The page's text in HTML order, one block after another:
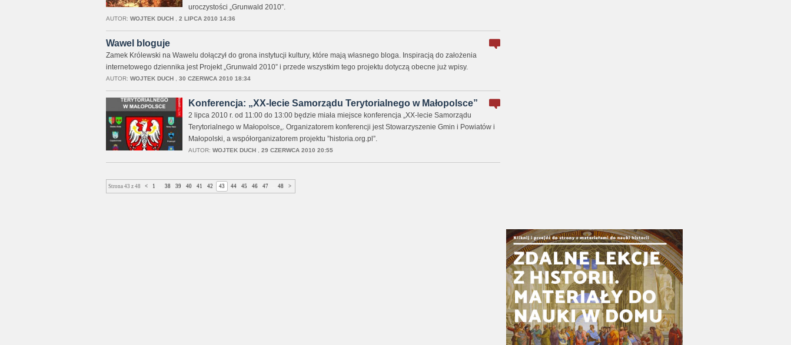
uroczystości „Grunwald 2010”.
AUTOR: WOJTEK DUCH, 2 LIPCA 2010 14:36
Wawel bloguje
Zamek Królewski na Wawelu dołączył do grona instytucji kultury, które mają własnego bloga. Inspiracją do założenia
internetowego dziennika jest Projekt „Grunwald 2010” i przede wszystkim tego projektu dotyczą obecne już wpisy.
AUTOR: WOJTEK DUCH, 30 CZERWCA 2010 18:34
Konferencja: „XX-lecie Samorządu Terytorialnego w Małopolsce”
2 lipca 2010 r. od 11:00 do 13:00 będzie miała miejsce konferencja „XX-lecie Samorządu
Terytorialnego w Małopolsce„. Organizatorem konferencji jest Stowarzyszenie Gmin i Powiatów i
Małopolski, a współorganizatorem projektu ”historia.org.pl”.
AUTOR: WOJTEK DUCH, 29 CZERWCA 2010 20:55
Strona 43 z 48 < 1 38 39 40 41 42 43 44 45 46 47 48 >